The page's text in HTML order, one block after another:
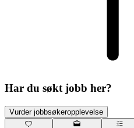
Har du søkt jobb her?
Vurder jobbsøkeropplevelse